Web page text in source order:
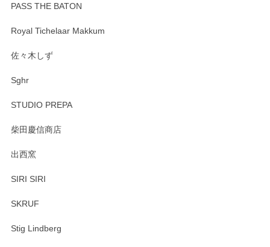
PASS THE BATON
Royal Tichelaar Makkum
佐々木しず
Sghr
STUDIO PREPA
柴田慶信商店
出西窯
SIRI SIRI
SKRUF
Stig Lindberg